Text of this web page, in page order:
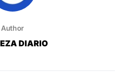
Author
DIARIO